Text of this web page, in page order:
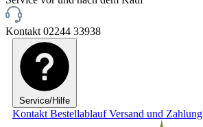
Kontakt 02244 33938
Service/Hilfe
Kontakt BestellablaufVersand und Zahlung